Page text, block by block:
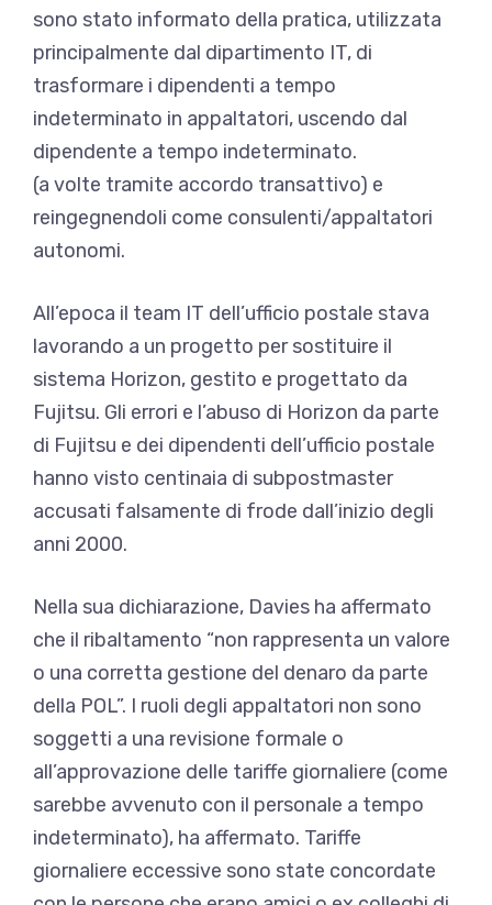
sono stato informato della pratica, utilizzata
principalmente dal dipartimento IT, di
trasformare i dipendenti a tempo
indeterminato in appaltatori, uscendo dal
dipendente a tempo indeterminato.
(a volte tramite accordo transattivo) e
reingegnendoli come consulenti/appaltatori
autonomi.
All’epoca il team IT dell’ufficio postale stava
lavorando a un progetto per sostituire il
sistema Horizon, gestito e progettato da
Fujitsu. Gli errori e l’abuso di Horizon da parte
di Fujitsu e dei dipendenti dell’ufficio postale
hanno visto centinaia di subpostmaster
accusati falsamente di frode dall’inizio degli
anni 2000.
Nella sua dichiarazione, Davies ha affermato
che il ribaltamento “non rappresenta un valore
o una corretta gestione del denaro da parte
della POL”. I ruoli degli appaltatori non sono
soggetti a una revisione formale o
all’approvazione delle tariffe giornaliere (come
sarebbe avvenuto con il personale a tempo
indeterminato), ha affermato. Tariffe
giornaliere eccessive sono state concordate